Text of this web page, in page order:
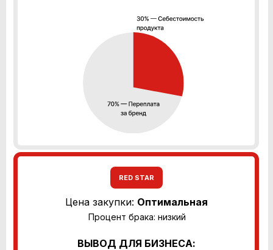
RED STAR
Процент брака: низкий
ВЫВОД ДЛЯ БИЗНЕСА:
Цена закупки: Оптимальная